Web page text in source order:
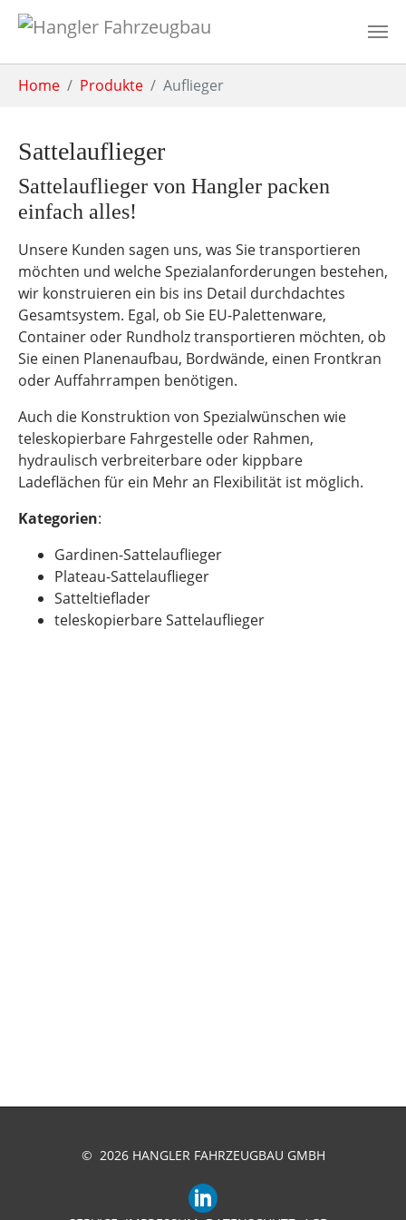
Zum Hauptinhalt springen
Home Produkte Auflieger
Sattelauflieger
Sattelauflieger von Hangler packen
einfach alles!
Unsere Kunden sagen uns, was Sie transportieren
möchten und welche Spezialanforderungen bestehen,
wir konstruieren ein bis ins Detail durchdachtes
Gesamtsystem. Egal, ob Sie EU-Palettenware,
Container oder Rundholz transportieren möchten, ob
Sie einen Planenaufbau, Bordwände, einen Frontkran
oder Auffahrrampen benötigen.
Auch die Konstruktion von Spezialwünschen wie
teleskopierbare Fahrgestelle oder Rahmen,
hydraulisch verbreiterbare oder kippbare
Ladeflächen für ein Mehr an Flexibilität ist möglich.
Kategorien:
Gardinen-Sattelauflieger
Plateau-Sattelauflieger
Satteltieflader
teleskopierbare Sattelauflieger
© 2026 HANGLER FAHRZEUGBAU GMBH